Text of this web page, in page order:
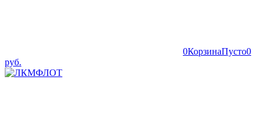
0КорзинаПусто0
руб.